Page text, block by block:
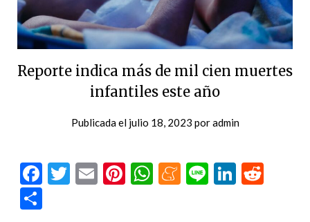
Reporte indica más de mil cien muertes
infantiles este año
Publicada el julio 18, 2023 poradmin
Facebook
Twitter
EmailPinterest
WhatsApp
Meneame
Line